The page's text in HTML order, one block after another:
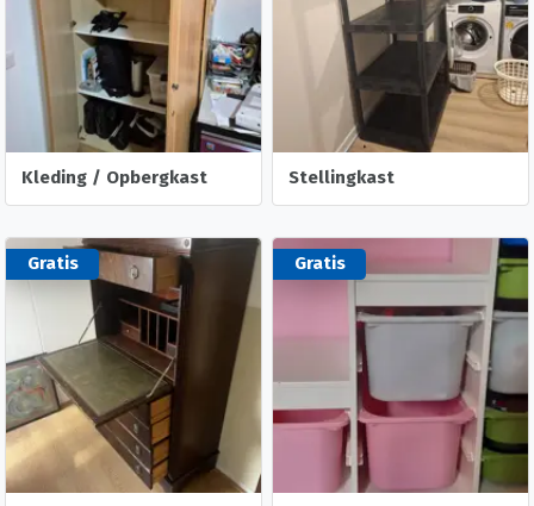
Kleding / Opbergkast Stellingkast
Gratis Gratis